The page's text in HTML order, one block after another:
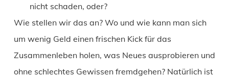
nicht schaden, oder?
Wie stellen wir das an? Wo und wie kann man sich
um wenig Geld einen frischen Kick für das
Zusammenleben holen, was Neues ausprobieren und
ohne schlechtes Gewissen fremdgehen? Natürlich ist